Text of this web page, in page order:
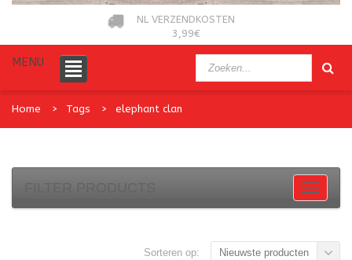
NL VERZENDKOSTEN
3,99€
MENU
Home Tags elephant clan
Sorteren op: Nieuwste producten